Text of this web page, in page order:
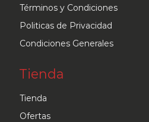
Términos y Condiciones
Politicas de Privacidad
Condiciones Generales
Tienda
Tienda
Ofertas